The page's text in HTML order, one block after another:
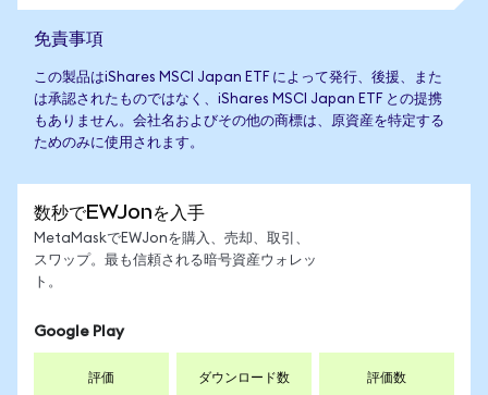
免責事項
この製品はiShares MSCI Japan ETF によって発行、後援、また
は承認されたものではなく、iShares MSCI Japan ETF との提携
もありません。会社名およびその他の商標は、原資産を特定する
ためのみに使用されます。
数秒でEWJonを入手
MetaMaskでEWJonを購入、売却、取引、
スワップ。最も信頼される暗号資産ウォレッ
ト。
Google Play
評価 ダウンロード数 評価数